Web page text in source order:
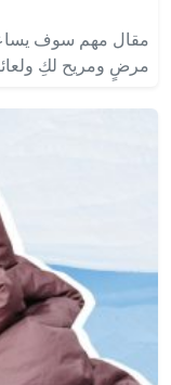
مقال مهم سوف
مرضٍ ومريح لكِ